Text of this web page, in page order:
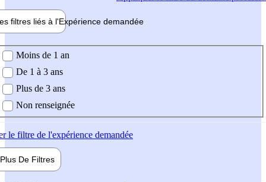
filtres liés à l'Expérience demandée
demandée
Moins de 1 an
De 1 à 3 ans
Plus de 3 ans
Non renseignée
le filtre de l'expérience demandée
Plus De Filtres